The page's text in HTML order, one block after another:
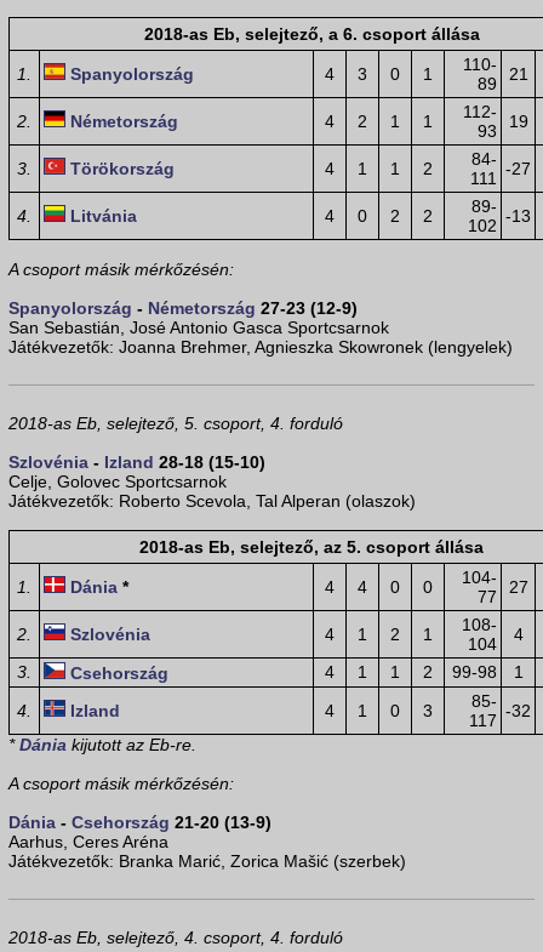
2018-as Eb, selejtező, a 6. csoport állása
1. Spanyolország 4 3 0 1
110-
89
21
2. Németország 4 2 1 1
112-
93
19
3. Törökország 4 1 1 2
84-
111 -27
4. Litvánia 4 0 2 2
89-
102 -13
A csoport másik mérkőzésén:
Spanyolország - Németország 27-23 (12-9)
San Sebastián, José Antonio Gasca Sportcsarnok
Játékvezetők: Joanna Brehmer, Agnieszka Skowronek (lengyelek)
2018-as Eb, selejtező, 5. csoport, 4. forduló
Szlovénia - Izland 28-18 (15-10)
Celje, Golovec Sportcsarnok
Játékvezetők: Roberto Scevola, Tal Alperan (olaszok)
2018-as Eb, selejtező, az 5. csoport állása
1. Dánia * 4 4 0 0
104-
77
27
2. Szlovénia 4 1 2 1
108-
104
4
3.
Csehország 4 1 1 2 99-98
1
4.
Izland 4 1 0 3
85-
117 -32
*Dánia kijutott az Eb-re.
A csoport másik mérkőzésén:
Dánia - Csehország 21-20 (13-9)
Aarhus, Ceres Aréna
Játékvezetők: Branka Marić, Zorica Mašić (szerbek)
2018-as Eb, selejtező, 4. csoport, 4. forduló